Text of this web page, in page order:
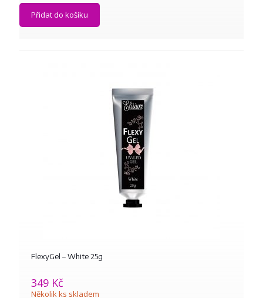
Přidat do košíku
FlexyGel – White 25g
349 Kč
Několik ks skladem